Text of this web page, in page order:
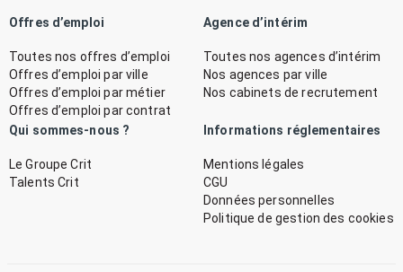
Offres d’emploi
Toutes nos offres d’emploi
Offres d’emploi par ville
Offres d’emploi par métier
Offres d’emploi par contrat
Agence d’intérim
Toutes nos agences d’intérim
Nos agences par ville
Nos cabinets de recrutement
Qui sommes-nous ?
Le Groupe Crit
Talents Crit
Informations réglementaires
Mentions légales
CGU
Données personnelles
Politique de gestion des cookies